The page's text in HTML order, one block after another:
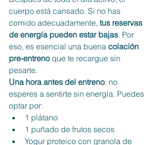
cuerpo está cansado. Si no has
comido adecuadamente, tus reservas
de energía pueden estar bajas. Por
eso, es esencial una buena colación
pre-entreno que te recargue sin
pesarte.
Una hora antes del entreno: no
esperes a sentirte sin energía. Puedes
optar por:
1 plátano
1 puñado de frutos secos
Yogur proteico con granola de